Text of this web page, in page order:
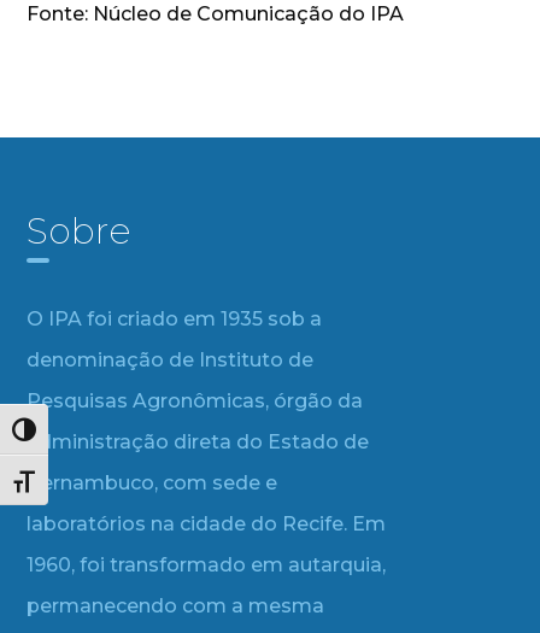
Alternar alto contraste
Alternar tamanho da fonte
Fonte: Núcleo de Comunicação do IPA
Sobre
O IPA foi criado em 1935 sob a
denominação de Instituto de
Pesquisas Agronômicas, órgão da
administração direta do Estado de
Pernambuco, com sede e
laboratórios na cidade do Recife. Em
1960, foi transformado em autarquia,
permanecendo com a mesma